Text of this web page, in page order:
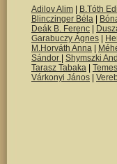
Adilov Alim
B.Tóth
Blinczinger Béla
Deák B. Ferenc
Garabuczy Ágnes
M.Horváth Anna
Sándor
Shymszki
Tarasz Tabaka
Várkonyi János